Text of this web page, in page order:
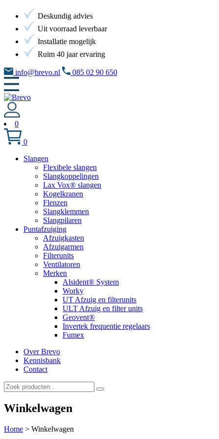
Deskundig advies
Uit voorraad leverbaar
Installatie mogelijk
Ruim 40 jaar ervaring
info@brevo.nl 085 02 90 650
0
0
Slangen
Flexibele slangen
Slangkoppelingen
Lax Vox® slangen
Kogelkranen
Flenzen
Slangklemmen
Slangpilaren
Puntafzuiging
Afzuigkasten
Afzuigarmen
Filterunits
Ventilatoren
Merken
Alsident® System
Worky
UT Afzuig en filterunits
ULT Afzuig en filter units
Geovent®
Invertek frequentie regelaars
Fumex
Over Brevo
Kennisbank
Contact
Winkelwagen
Home > Winkelwagen